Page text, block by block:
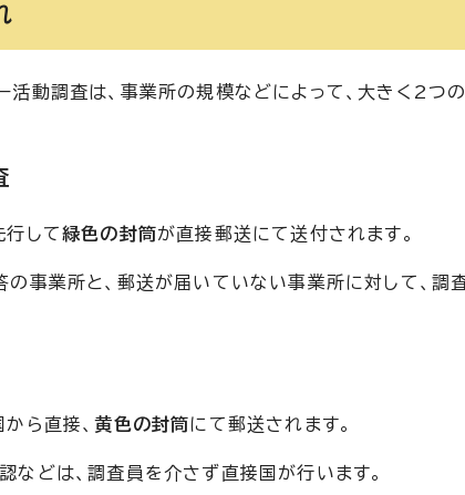
活動調査は、事業所の規模などによって、大きく2つ
行して緑色の封筒が直接郵送にて送付されます。
の事業所と、郵送が届いていない事業所に対して、調
ら直接、黄色の封筒にて郵送されます。
などは、調査員を介さず直接国が行います。